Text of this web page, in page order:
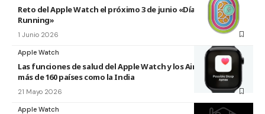
Reto del Apple Watch el próximo 3 de junio «Día Mundial del
Running»
1 Junio 2026
Apple Watch
Las funciones de salud del Apple Watch y los AirPods llegan a
más de 160 países como la India
21 Mayo 2026
Apple Watch